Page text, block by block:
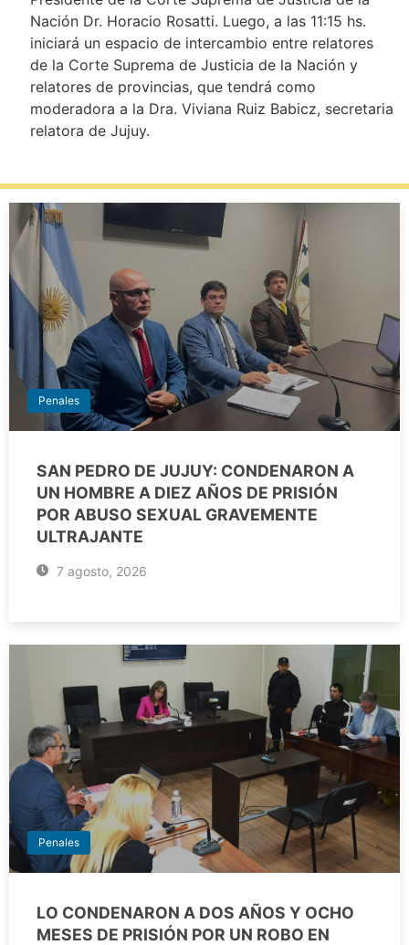
Nación Dr. Horacio Rosatti. Luego, a las 11:15 hs.
iniciará un espacio de intercambio entre relatores
de la Corte Suprema de Justicia de la Nación y
relatores de provincias, que tendrá como
moderadora a la Dra. Viviana Ruiz Babicz, secretaria
relatora de Jujuy.
Penales
SAN PEDRO DE JUJUY: CONDENARON A
UN HOMBRE A DIEZ AÑOS DE PRISIÓN
POR ABUSO SEXUAL GRAVEMENTE
ULTRAJANTE
7 agosto, 2026
Penales
LO CONDENARON A DOS AÑOS Y OCHO
MESES DE PRISIÓN POR UN ROBO EN